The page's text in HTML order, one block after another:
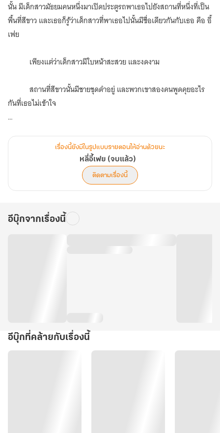
นั้น มีเด็กสาวมัธยมคนหนึ่งมาเปิดประตูรถพาเธอไปยังสถานที่หนึ่งที่เป็น
พื้นที่สีขาว และเธอก็รู้ว่าเด็กสาวที่พาเธอไปนั้นมีชื่อเดียวกันกับเธอ คือ อี้
เฟย
เพียงแต่ว่าเด็กสาวมีใบหน้าสะสวย และงดงาม
สถานที่สีขาวนั้นมีชายชุดดำอยู่ และพวกเขาสองคนพูดคุยอะไร
กันที่เธอไม่เข้าใจ
จากนั้นเธอก็ถูกหลี่อี้เฟยผลักออกมา
และลืมตาขึ้นมาในร่างของหลี่อี้เฟย กับครอบครัวที่ถังอี้เฟยรับรู้
พอมีพอกิน เธอขอใช้คำนี้ แทนคำว่าจน ก็แล้วกัน
เรื่องนี้ยังมีในรูปแบบรายตอนให้อ่านด้วยนะ
หลี่อี้เฟย (จบแล้ว)
ติดตามเรื่องนี้
อีบุ๊กจากเรื่องนี้
อีบุ๊กที่คล้ายกับเรื่องนี้